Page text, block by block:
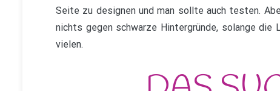
Seite zu designen und man sollte auch testen.
nichts gegen schwarze Hintergründe, solange
vielen.